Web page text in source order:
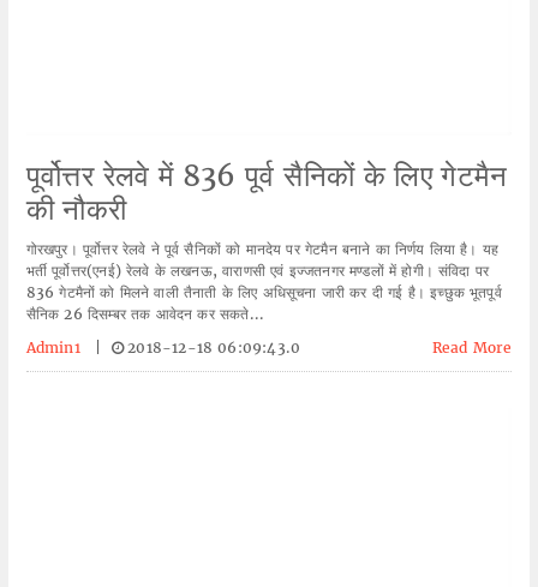
पूर्वोत्तर रेलवे में 836 पूर्व सैनिकों के लिए गेटमैन
की नौकरी
गोरखपुर। पूर्वोत्तर रेलवे ने पूर्व सैनिकों को मानदेय पर गेटमैन बनाने का निर्णय लिया है। यह
भर्ती पूर्वोत्तर(एनई) रेलवे के लखनऊ, वाराणसी एवं इज्जतनगर मण्डलों में होगी। संविदा पर
836 गेटमैनों को मिलने वाली तैनाती के लिए अधिसूचना जारी कर दी गई है। इच्छुक भूतपूर्व
सैनिक 26 दिसम्बर तक आवेदन कर सकते...
Admin1
2018-12-18 06:09:43.0 Read More